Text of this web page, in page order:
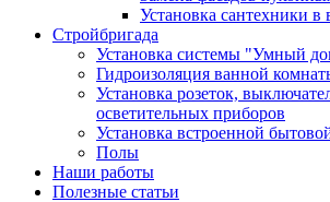
Установка сантехники в
Стройбригада
Установка системы "Умный
Гидроизоляция ванной
Установка розеток,
осветительных приборов
Установка встроенной
Полы
Наши работы
Полезные статьи